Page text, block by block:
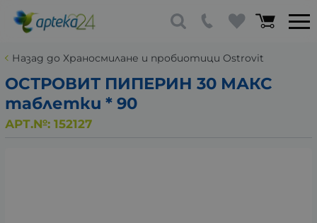
Назад до Храносмилане и пробиотици Ostrovit
ОСТРОВИТ ПИПЕРИН 30 МАКС
таблетки * 90
АРТ.№: 152127